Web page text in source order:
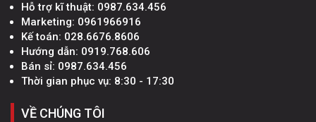
Hỗ trợ kĩ thuật: 0987.634.456
Marketing: 0961966916
Kế toán: 028.6676.8606
Hướng dẫn: 0919.768.606
Bán sỉ: 0987.634.456
Thời gian phục vụ: 8:30 - 17:30
VỀ CHÚNG TÔI